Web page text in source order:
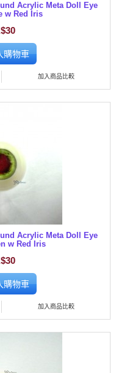
Acrylic Meta Doll Eye
w Red Iris
購物車
加入商品比較
Acrylic Meta Doll Eye
w Red Iris
購物車
加入商品比較